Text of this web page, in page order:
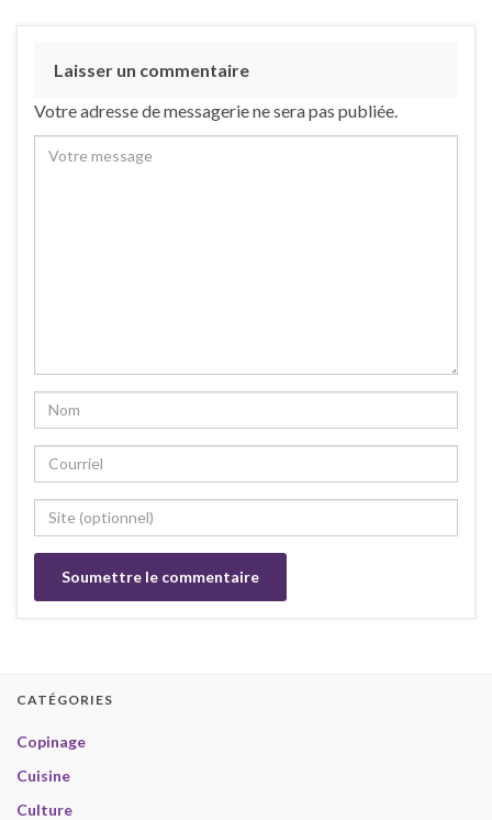
Laisser un commentaire
Votre adresse de messagerie ne sera pas publiée.
CATÉGORIES
Copinage
Cuisine
Culture